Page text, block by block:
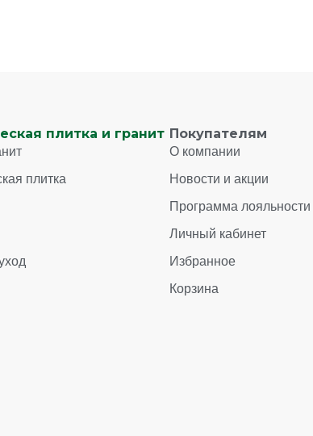
плитка и гранит
плитка
Покупателям
О компании
Новости и акции
Программа лояльности
Личный кабинет
Избранное
Корзина